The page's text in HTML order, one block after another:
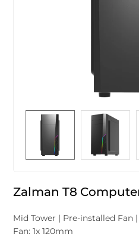
Zalman T8
Mid Tower | Pre-installed Fan |
Fan: 1x 120mm